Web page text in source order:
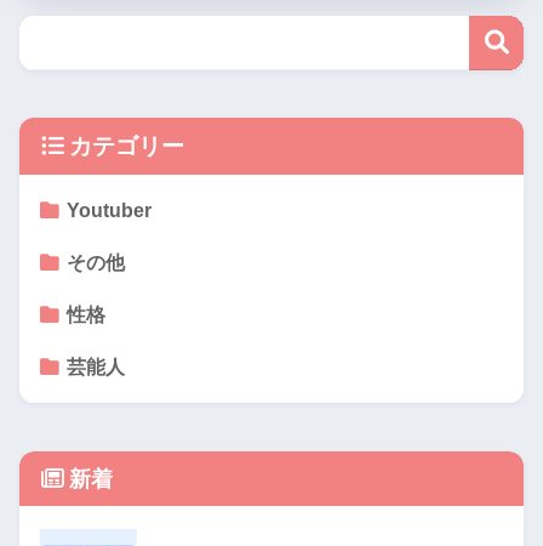
カテゴリー
Youtuber
その他
性格
芸能人
新着